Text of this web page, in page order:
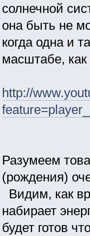
солнечной
она быть не
когда одна и
масштабе,
http://
Разумеем
(рождения)
Видим, как
набирает
будет готов